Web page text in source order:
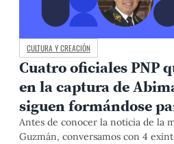
CULTURA Y CREACIÓN
Cuatro oficiales PNP
en la captura de
siguen formándose
nuestro país
Antes de conocer la noticia de la
Guzmán, conversamos con 4